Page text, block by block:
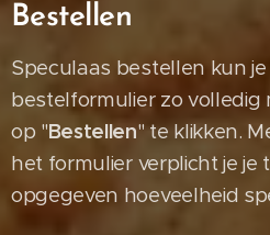
Bestellen
Speculaas bestellen kun
bestelformulier zo volledig
op "Bestellen" te klikken.
het formulier verplicht je je
opgegeven hoeveelheid